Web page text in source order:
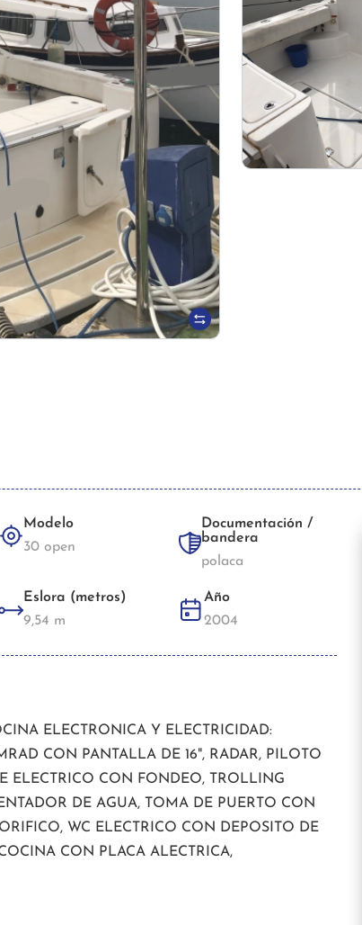
Modelo
30 open
Documentación /
bandera
polaca
Eslora (metros)
9,54 m
Año
2004
ELECTRONICA Y ELECTRICIDAD:
CON PANTALLA DE 16", RADAR, PILOTO
ELECTRICO CON FONDEO, TROLLING
DE AGUA, TOMA DE PUERTO CON
WC ELECTRICO CON DEPOSITO DE
CON PLACA ALECTRICA,